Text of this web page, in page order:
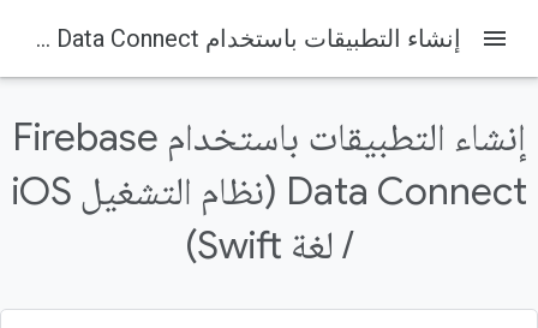
Firebase
Firebase Codelabs
أهداف الدورة التعليمية
menu إنشاء التطبيقات باستخدام Firebase Data Connect (نظام التشغيل iOS / لغة Swift)
إنشاء التطبيقات باستخدام Firebase
Data Connect (نظام التشغيل iOS
/ لغة Swift)